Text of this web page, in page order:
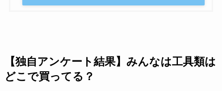
【独自アンケート結果】みんなは工具類は
どこで買ってる？